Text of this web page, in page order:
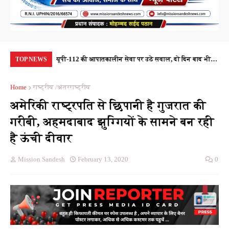
TOP NEWS
की संदिग्ध
यूपी-112 की आपातकालीन सेवा पर उठे सवाल, दो दिन बाद भी
Home
राष्ट्रीय /अंतरराष्ट्रीय
अमेरिकी राष्ट्रपति से छिपानी है गुजरात की
गरीबी, अहमदाबाद झुग्गियों के सामने बन रही
है ऊंची दीवार
Mission Sandesh February 13, 2020 0